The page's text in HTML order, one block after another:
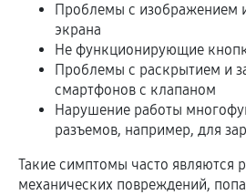
Проблемы с изображением
экрана
Не функционирующие
Проблемы с раскрытием и
смартфонов с клапаном
Нарушение работы
разъемов, например, для
Такие симптомы часто являются
механических повреждений,